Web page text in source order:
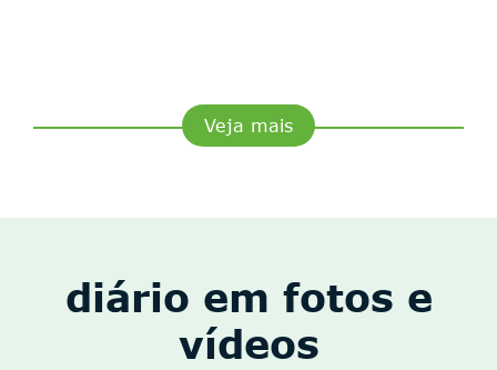
Veja mais
diário em fotos e
vídeos